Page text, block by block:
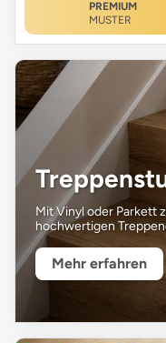
PREMIUM
MUSTER
Mit Vinyl oder Parkett
hochwertigen
Mehr erfahren